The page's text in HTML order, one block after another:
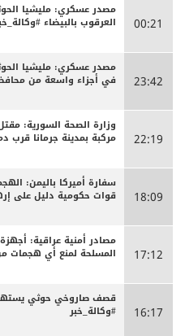
00:21
مصدر عسكري: مليشيا
العرقوب بالبيضاء
23:42
مصدر عسكري: مليشيا
في أجزاء واسعة من
22:19 مركبة بمدينة جرمانا قرب
18:09
سفارة أميركا باليمن:
قوات حكومية دليل على
17:12
مصادر أمنية عراقية:
المسلحة لمنع أي هجمات
16:17
قصف صاروخي حوثي
#وكالة_خبر